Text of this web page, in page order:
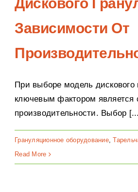
Зависимости От
При выборе модель дискового
ключевым фактором является
производительности. Выбор
Грануляционное оборудование,
Read More